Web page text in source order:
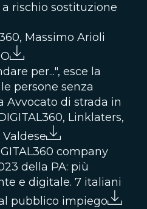
rischio sostituzione
Massimo Arioli
per...", esce la
persone senza
Avvocato di strada in
Linklaters,
company
della PA: più
e digitale. 7 italiani
pubblico impiego